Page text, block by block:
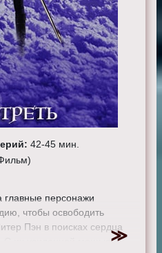
42-45 мин.
главные персонажи
чтобы освободить
Пэн в поисках сердца
С их усиленной мощью, а